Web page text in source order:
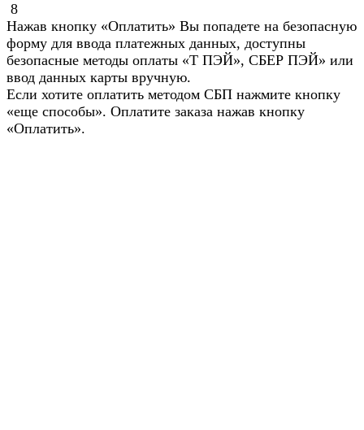
8
Нажав кнопку «Оплатить» Вы попадете на безопасную
форму для ввода платежных данных, доступны
безопасные методы оплаты «Т ПЭЙ», СБЕР ПЭЙ» или
ввод данных карты вручную.
Если хотите оплатить методом СБП нажмите кнопку
«еще способы». Оплатите заказа нажав кнопку
«Оплатить».